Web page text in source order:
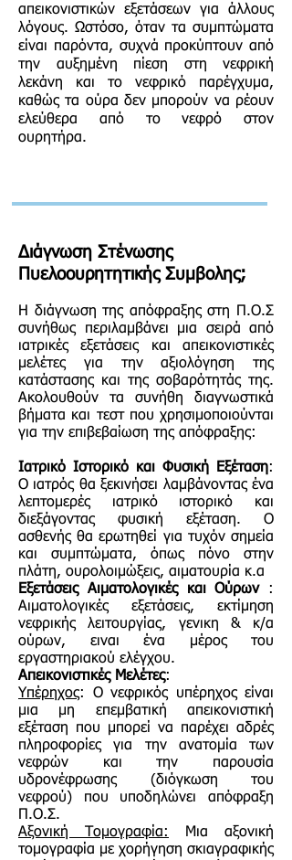
απεικονιστικών εξετάσεων για άλλους
λόγους. Ωστόσο, όταν τα συμπτώματα
είναι παρόντα, συχνά προκύπτουν από
την αυξημένη πίεση στη νεφρική
λεκάνη και το νεφρικό παρέγχυμα,
καθώς τα ούρα δεν μπορούν να ρέουν
ελεύθερα από το νεφρό στον
ουρητήρα.
Διάγνωση Στένωσης
Πυελοουρητητικής Συμβολης;
Η διάγνωση της απόφραξης στη Π.Ο.Σ
συνήθως περιλαμβάνει μια σειρά από
ιατρικές εξετάσεις και απεικονιστικές
μελέτες για την αξιολόγηση της
κατάστασης και της σοβαρότητάς της.
Ακολουθούν τα συνήθη διαγνωστικά
βήματα και τεστ που χρησιμοποιούνται
για την επιβεβαίωση της απόφραξης:
Ιατρικό Ιστορικό και Φυσική Εξέταση:
Ο ιατρός θα ξεκινήσει λαμβάνοντας ένα
λεπτομερές ιατρικό ιστορικό και
διεξάγοντας φυσική εξέταση. Ο
ασθενής θα ερωτηθεί για τυχόν σημεία
και συμπτώματα, όπως πόνο στην
πλάτη, ουρολοιμώξεις, αιματουρία κ.α
Εξετάσεις Αιματολογικές και Ούρων :
Αιματολογικές εξετάσεις, εκτίμηση
νεφρικής λειτουργίας, γενικη & κ/α
ούρων, ειναι ένα μέρος του
εργαστηριακού ελέγχου.
Απεικονιστικές Μελέτες:
Υπέρηχος: Ο νεφρικός υπέρηχος είναι
μια μη επεμβατική απεικονιστική
εξέταση που μπορεί να παρέχει αδρές
πληροφορίες για την ανατομία των
νεφρών και την παρουσία
υδρονέφρωσης (διόγκωση του
νεφρού) που υποδηλώνει απόφραξη
Π.Ο.Σ.
Αξονική Τομογραφία:
Μια αξονική
τομογραφία με χορήγηση σκιαγραφικής